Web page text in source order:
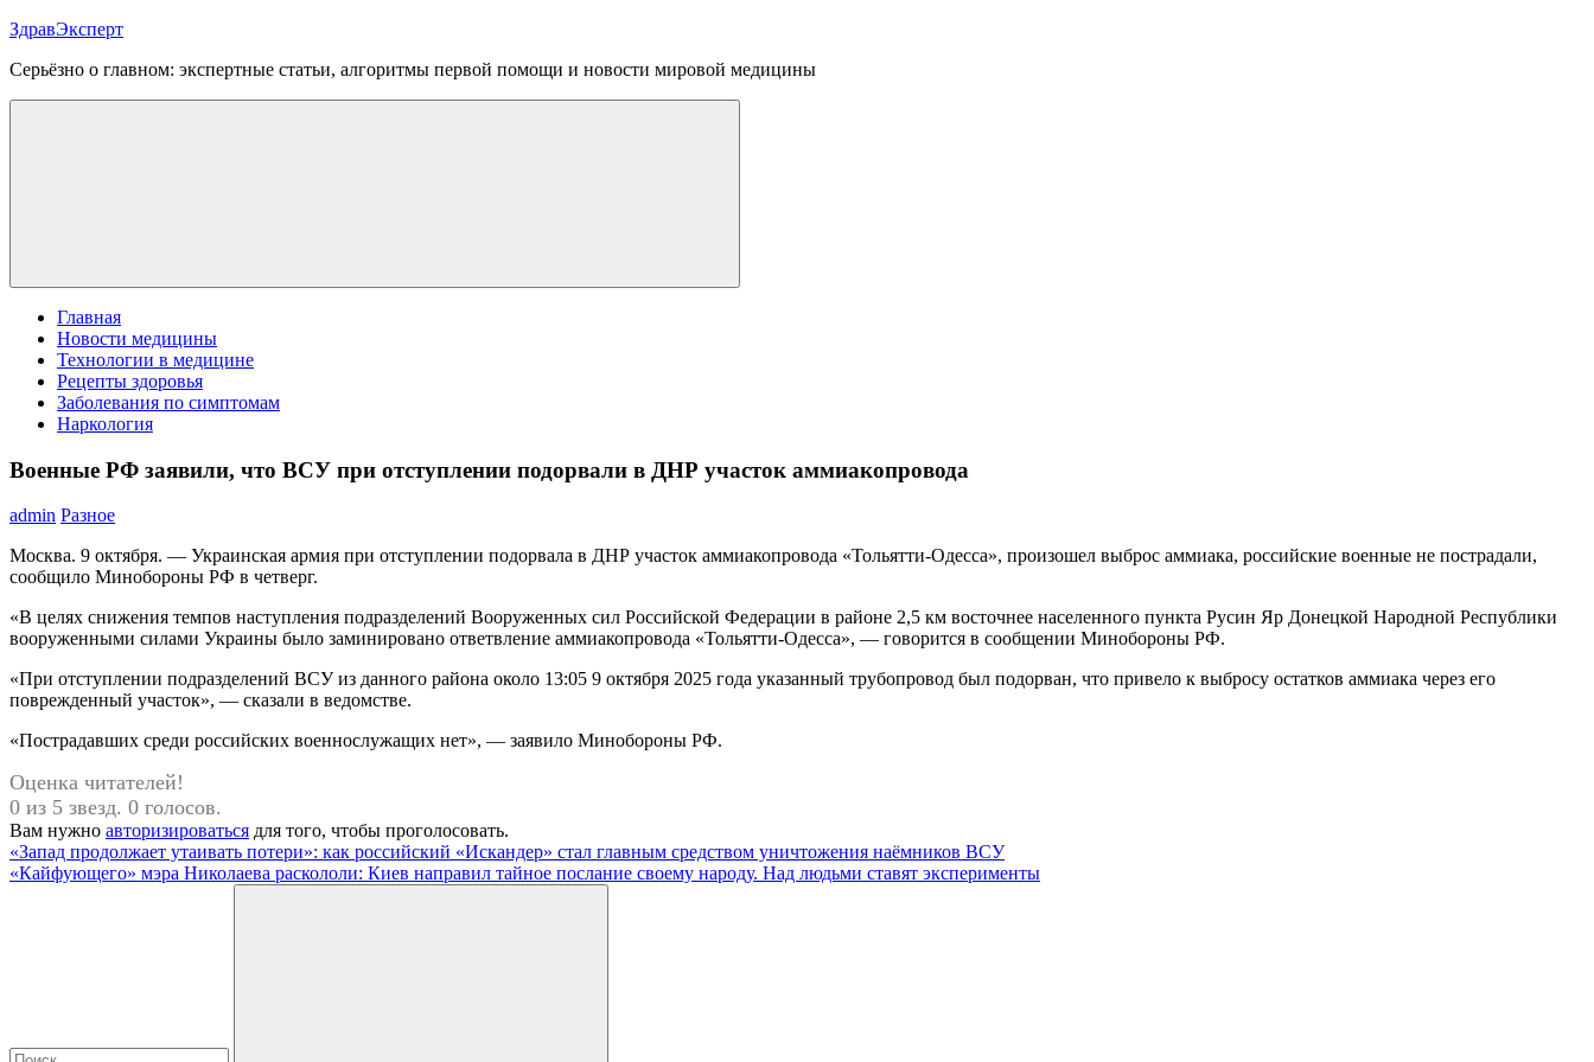
Перейти
содержимому
ЗдравЭксперт
Серьёзно о главном: экспертные статьи, алгоритмы первой помощи и новости мировой медицины
Меню
Главная
Новости медицины
Технологии в медицине
Рецепты здоровья
Заболевания по симптомам
Наркология
Военные РФ заявили, что ВСУ при отступлении подорвали в ДНР участок аммиакопровода
admin Разное
Москва. 9 октября. — Украинская армия при отступлении подорвала в ДНР участок аммиакопровода «Тольятти-Одесса», произошел выброс аммиака, российские военные не пострадали,
сообщило Минобороны РФ в четверг.
«В целях снижения темпов наступления подразделений Вооруженных сил Российской Федерации в районе 2,5 км восточнее населенного пункта Русин Яр Донецкой Народной Республики
вооруженными силами Украины было заминировано ответвление аммиакопровода «Тольятти-Одесса», — говорится в сообщении Минобороны РФ.
«При отступлении подразделений ВСУ из данного района около 13:05 9 октября 2025 года указанный трубопровод был подорван, что привело к выбросу остатков аммиака через его
поврежденный участок», — сказали в ведомстве.
«Пострадавших среди российских военнослужащих нет», — заявило Минобороны РФ.
Оценка читателей!
0 из 5 звезд. 0 голосов.
Вам нужно авторизироваться для того, чтобы проголосовать.
Навигация
по
Предыдущая
запись:
«Запад продолжает утаивать потери»: как российский «Искандер» стал главным средством уничтожения наёмников ВСУ
Следующая
«Кайфующего» мэра Николаева раскололи: Киев направил тайное послание своему народу. Над людьми ставят эксперименты